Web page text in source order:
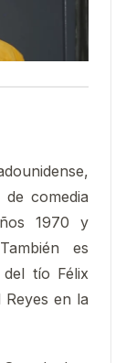
comedia
1970 y
es
tío Félix
en la